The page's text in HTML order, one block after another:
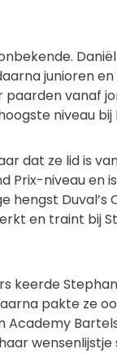
junioren
paarden vanaf
niveau bij
dat ze lid is
Prix-niveau en
Duval’s
en traint bij
keerde
pakte ze
wensenlijstje